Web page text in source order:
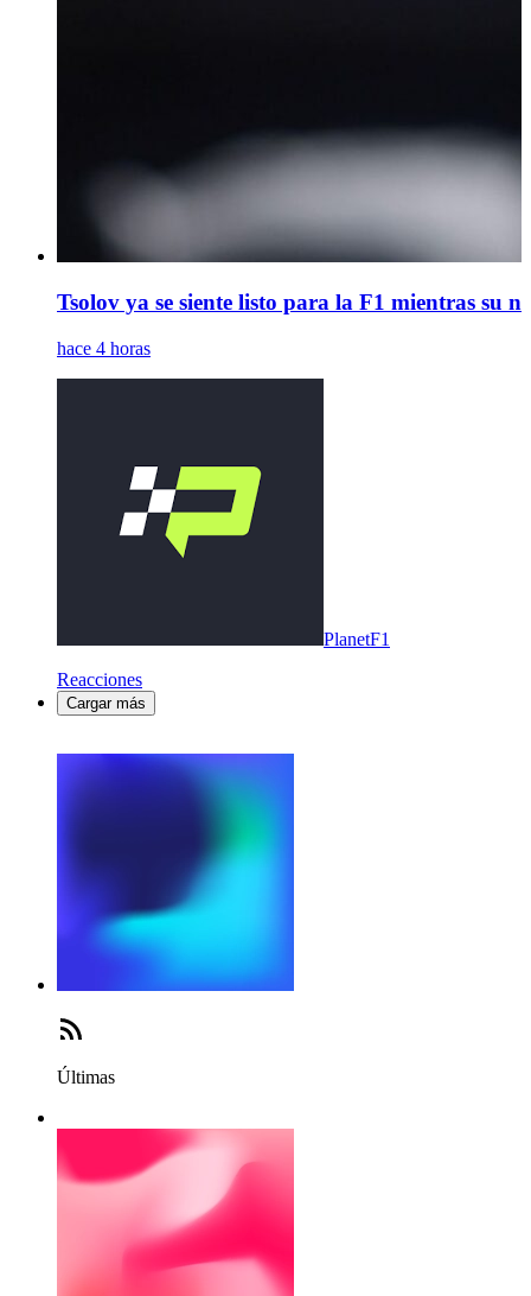
Tsolov ya se siente listo para la F1 mientras su
hace 4 horas
PlanetF1
Reacciones
Cargar más
Últimas